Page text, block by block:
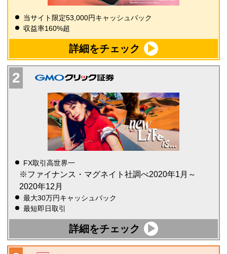
当サイト限定53,000円キャッシュバック
収益率160%超
詳細をチェック
FX取引高世界一
※ファイナンス・マグネイト社調べ2020年1月～
2020年12月
最大30万円キャッシュバック
最短即日取引
詳細をチェック